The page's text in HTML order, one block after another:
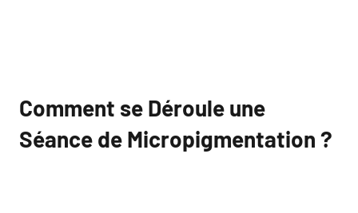
Comment se Déroule une
Séance de Micropigmentation ?